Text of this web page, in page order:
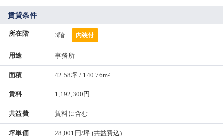
賃貸条件
所在階 3階 内装付
用途 事務所
面積 42.58坪 / 140.76m²
賃料 1,192,300円
共益費 賃料に含む
坪単価 28,001円/坪 (共益費込)